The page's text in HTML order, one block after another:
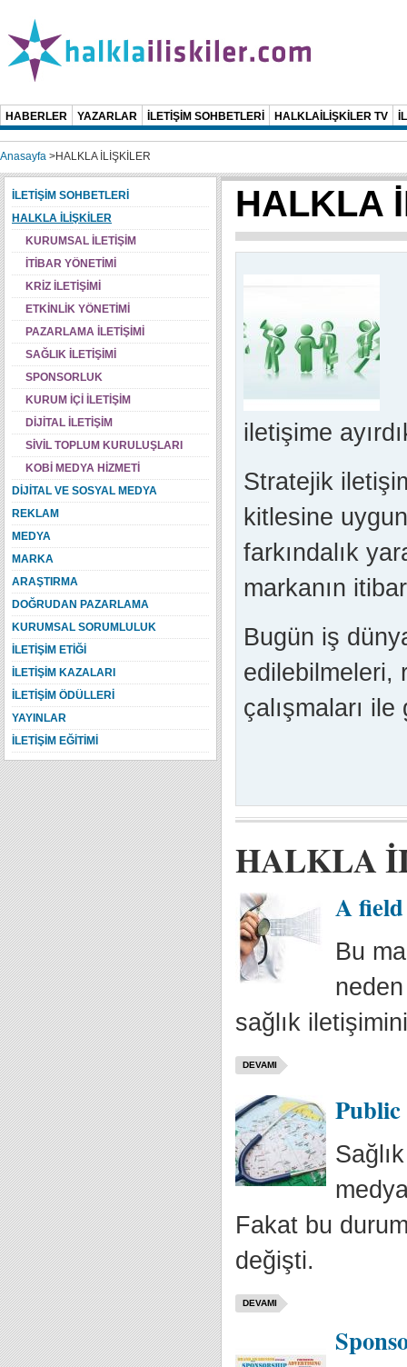
HABERLER YAZARLAR İLETİŞİM SOHBETLERİ HALKLAİLİŞKİLER TV
Anasayfa >HALKLA İLİŞKİLER
HALKLA
iletişime
Stratejik
kitlesine
farkındalık
markanın
Bugün iş
edilebilmeleri,
çalışmaları
HALKLA
A
Bu
sağlık
DEVAMI
Public
Fakat bu
değişti.
DEVAMI
İLETİŞİM SOHBETLERİ
HALKLA İLİŞKİLER
KURUMSAL İLETİŞİM
İTİBAR YÖNETİMİ
KRİZ İLETİŞİMİ
ETKİNLİK YÖNETİMİ
PAZARLAMA İLETİŞİMİ
SAĞLIK İLETİŞİMİ
SPONSORLUK
KURUM İÇİ İLETİŞİM
DİJİTAL İLETİŞİM
SİVİL TOPLUM KURULUŞLARI
KOBİ MEDYA HİZMETİ
DİJİTAL VE SOSYAL MEDYA
REKLAM
MEDYA
MARKA
ARAŞTIRMA
DOĞRUDAN PAZARLAMA
KURUMSAL SORUMLULUK
İLETİŞİM ETİĞİ
İLETİŞİM KAZALARI
İLETİŞİM ÖDÜLLERİ
YAYINLAR
İLETİŞİM EĞİTİMİ